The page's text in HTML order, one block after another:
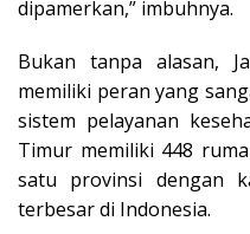
dipamerkan,” imbuhnya.
Bukan tanpa alasan,
memiliki peran yang
sistem pelayanan
Timur memiliki 448
satu provinsi dengan
terbesar di Indonesia.